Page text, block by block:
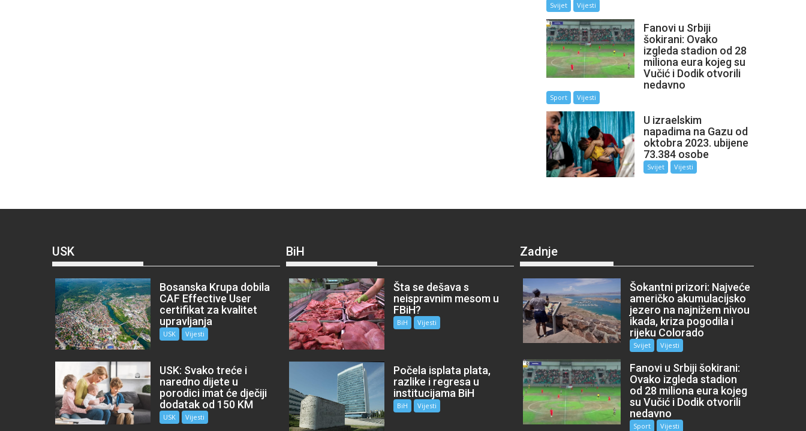
Svijet Vijesti
Fanovi u Srbiji
šokirani: Ovako
izgleda stadion od 28
miliona eura kojeg su
Vučić i Dodik otvorili
nedavno
Sport Vijesti
U izraelskim
napadima na Gazu od
oktobra 2023. ubijene
73.384 osobe
Svijet Vijesti
USK
Bosanska Krupa dobila
CAF Effective User
certifikat za kvalitet
upravljanja
USK Vijesti
USK: Svako treće i
naredno dijete u
porodici imat će dječiji
dodatak od 150 KM
USK Vijesti
BiH
Šta se dešava s
neispravnim mesom u
FBiH?
BiH Vijesti
Počela isplata plata,
razlike i regresa u
institucijama BiH
BiH Vijesti
Zadnje
Šokantni prizori: Najveće
američko akumulacijsko
jezero na najnižem nivou
ikada, kriza pogodila i
rijeku Colorado
Svijet Vijesti
Fanovi u Srbiji šokirani:
Ovako izgleda stadion
od 28 miliona eura kojeg
su Vučić i Dodik otvorili
nedavno
Sport Vijesti